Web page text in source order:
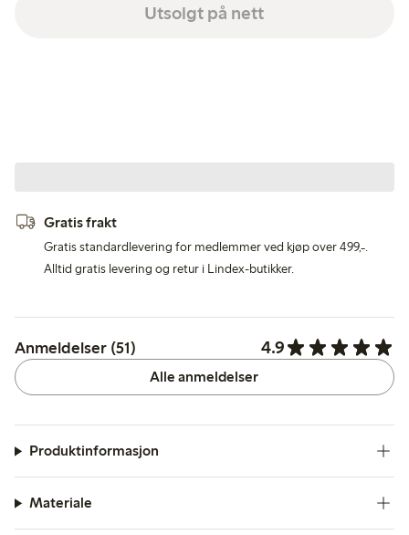
Utsolgt på nett
Gratis frakt
Gratis standardlevering for medlemmer ved kjøp over 499,-.
Alltid gratis levering og retur i Lindex-butikker.
Anmeldelser (51) 4.9
Alle anmeldelser
Produktinformasjon
Materiale